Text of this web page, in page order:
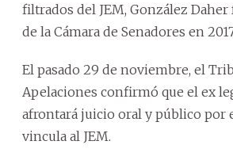
filtrados del JEM, González
de la Cámara de Senadores en
El pasado 29 de noviembre, el
Apelaciones confirmó que el ex
afrontará juicio oral y público por
vincula al JEM.